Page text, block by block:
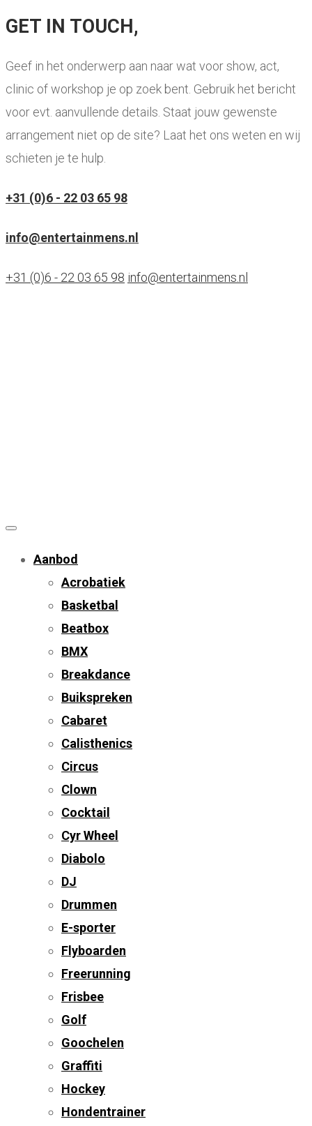
GET IN TOUCH,
Geef in het onderwerp aan naar wat voor show, act,
clinic of workshop je op zoek bent. Gebruik het bericht
voor evt. aanvullende details. Staat jouw gewenste
arrangement niet op de site? Laat het ons weten en wij
schieten je te hulp.
+31 (0)6 - 22 03 65 98
info@entertainmens.nl
+31 (0)6 - 22 03 65 98 info@entertainmens.nl
Aanbod
Acrobatiek
Basketbal
Beatbox
BMX
Breakdance
Buikspreken
Cabaret
Calisthenics
Circus
Clown
Cocktail
Cyr Wheel
Diabolo
DJ
Drummen
E-sporter
Flyboarden
Freerunning
Frisbee
Golf
Goochelen
Graffiti
Hockey
Hondentrainer